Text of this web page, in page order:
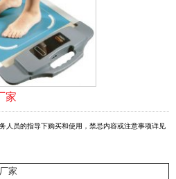
家
人员的指导下购买和使用，禁忌内容或注意事项详见
家